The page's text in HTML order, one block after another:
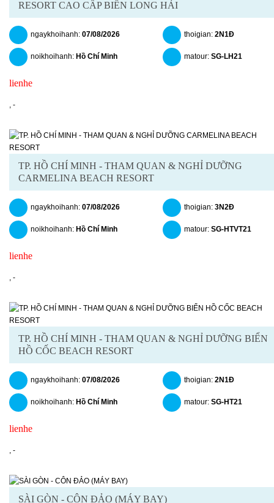
RESORT CAO CẤP BIỂN LONG HẢI
ngaykhoihanh: 07/08/2026
noikhoihanh: Hồ Chí Minh
thoigian: 2N1Đ
matour: SG-LH21
lienhe
, -
TP. HỒ CHÍ MINH - THAM QUAN & NGHỈ DƯỠNG
CARMELINA BEACH RESORT
ngaykhoihanh: 07/08/2026
noikhoihanh: Hồ Chí Minh
thoigian: 3N2Đ
matour: SG-HTVT21
lienhe
, -
TP. HỒ CHÍ MINH - THAM QUAN & NGHỈ DƯỠNG BIỂN
HỒ CỐC BEACH RESORT
ngaykhoihanh: 07/08/2026
noikhoihanh: Hồ Chí Minh
thoigian: 2N1Đ
matour: SG-HT21
lienhe
, -
SÀI GÒN - CÔN ĐẢO (MÁY BAY)